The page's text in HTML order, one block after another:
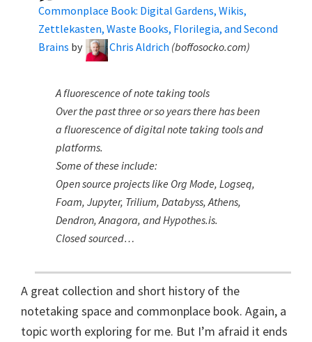
Commonplace Book: Digital Gardens, Wikis,
Zettlekasten, Waste Books, Florilegia, and Second
Brains by Chris Aldrich (boffosocko.com)
A fluorescence of note taking tools
Over the past three or so years there has been
a fluorescence of digital note taking tools and
platforms.
Some of these include:
Open source projects like Org Mode, Logseq,
Foam, Jupyter, Trilium, Databyss, Athens,
Dendron, Anagora, and Hypothes.is.
Closed sourced…
A great collection and short history of the
notetaking space and commonplace book. Again, a
topic worth exploring for me. But I’m afraid it ends